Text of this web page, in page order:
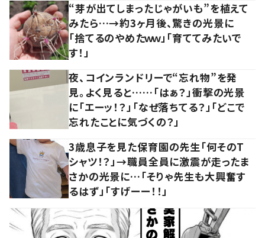
“芽が出てしまったじゃがいも”を植えて
みたら…→約3ヶ月後、驚きの光景に
「捨てるのやめたｗｗ」「育ててみたいで
す！」
夜、コインランドリーで“忘れ物”を発
見。よく見ると……「はぁ？」衝撃の光景
に「エーッ！？」「なぜ落ちてる？」「どこで
忘れたことに気づくの？」
3歳息子を見た保育園の先生「何そのT
シャツ！？」→職員全員に激震が走ったま
さかの光景に…「そりゃ先生も大興奮す
るはず」「すげーー！！」